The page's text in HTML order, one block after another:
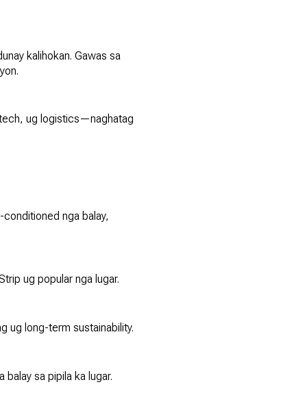
kalihokan. Gawas sa
ug logistics—naghatag
nga balay,
ug popular nga lugar.
ug long-term sustainability.
sa pipila ka lugar.